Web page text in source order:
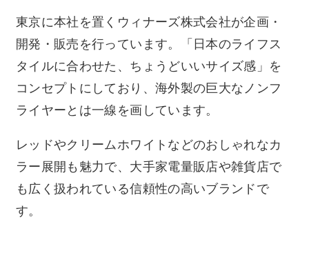
東京に本社を置くウィナーズ株式会社が企画・
開発・販売を行っています。「日本のライフス
タイルに合わせた、ちょうどいいサイズ感」を
コンセプトにしており、海外製の巨大なノンフ
ライヤーとは一線を画しています。
レッドやクリームホワイトなどのおしゃれなカ
ラー展開も魅力で、大手家電量販店や雑貨店で
も広く扱われている信頼性の高いブランドで
す。